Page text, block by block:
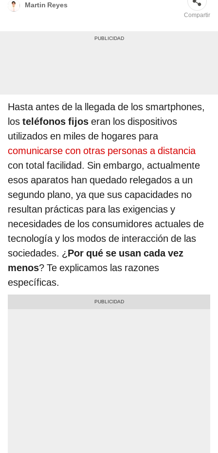
Martin Reyes
Compartir
Hasta antes de la llegada de los smartphones,
los teléfonos fijos eran los dispositivos
utilizados en miles de hogares para
comunicarse con otras personas a distancia
con total facilidad. Sin embargo, actualmente
esos aparatos han quedado relegados a un
segundo plano, ya que sus capacidades no
resultan prácticas para las exigencias y
necesidades de los consumidores actuales de
tecnología y los modos de interacción de las
sociedades. ¿Por qué se usan cada vez
menos? Te explicamos las razones
específicas.